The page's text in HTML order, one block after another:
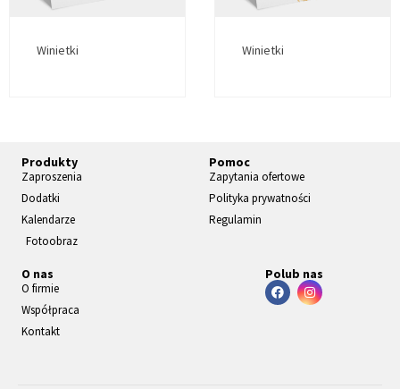
Winietki Winietki
Produkty
Zaproszenia
Dodatki
Kalendarze
Fotoobraz
Pomoc
Zapytania ofertowe
Polityka prywatności
Regulamin
O nas
O firmie
Współpraca
Kontakt
Polub nas